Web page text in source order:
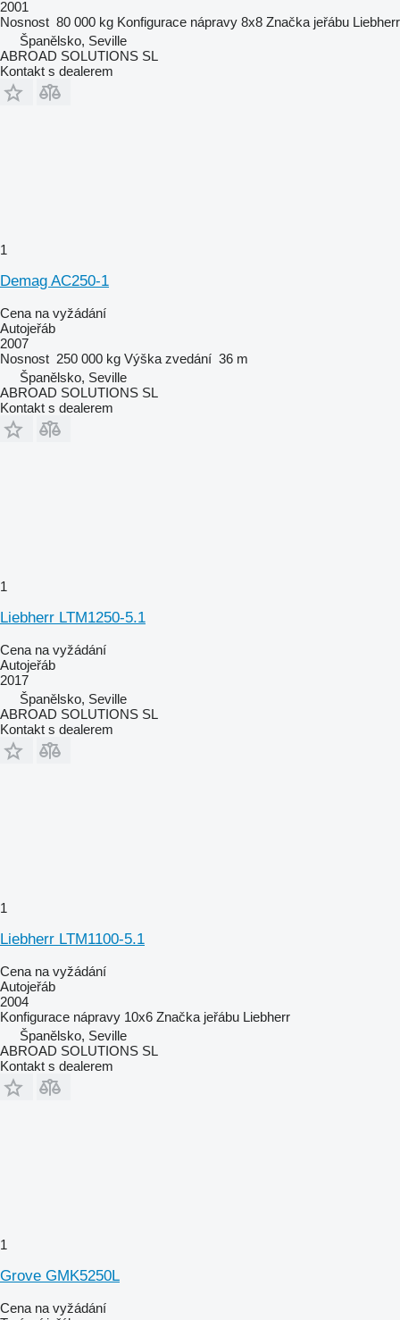
2001
Nosnost 80 000 kg Konfigurace nápravy 8x8 Značka jeřábu Liebherr
Španělsko, Seville
ABROAD SOLUTIONS SL
Kontakt s dealerem
1
Demag AC250-1
Cena na vyžádání
Autojeřáb
2007
Nosnost 250 000 kg Výška zvedání 36 m
Španělsko, Seville
ABROAD SOLUTIONS SL
Kontakt s dealerem
1
Liebherr LTM1250-5.1
Cena na vyžádání
Autojeřáb
2017
Španělsko, Seville
ABROAD SOLUTIONS SL
Kontakt s dealerem
1
Liebherr LTM1100-5.1
Cena na vyžádání
Autojeřáb
2004
Konfigurace nápravy 10x6 Značka jeřábu Liebherr
Španělsko, Seville
ABROAD SOLUTIONS SL
Kontakt s dealerem
1
Grove GMK5250L
Cena na vyžádání